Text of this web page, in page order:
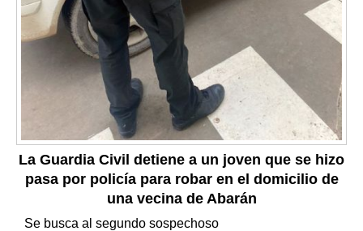
La Guardia Civil detiene a un joven que se hizo
pasa por policía para robar en el domicilio de
una vecina de Abarán
Se busca al segundo sospechoso